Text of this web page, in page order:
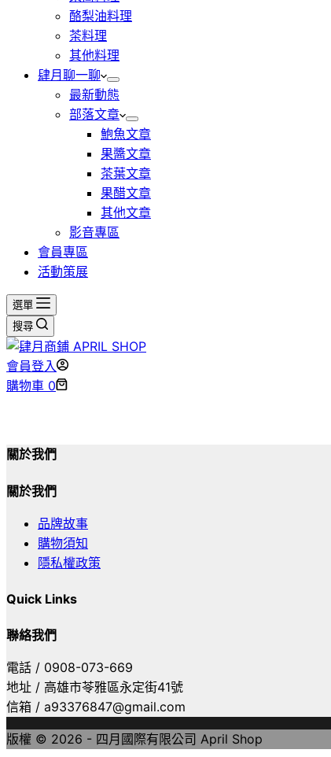
酪梨油料理
茶料理
其他料理
肆月聊一聊
最新動態
部落文章
鮑魚文章
果醬文章
茶葉文章
果醋文章
其他文章
影音專區
會員專區
活動策展
選單
搜尋
會員登入
購物車 0
關於我們
關於我們
品牌故事
購物須知
隱私權政策
Quick Links
聯絡我們
電話 / 0908-073-669
地址 / 高雄市苓雅區永定街41號
信箱 / a93376847@gmail.com
版權 © 2026 - 四月國際有限公司 April Shop